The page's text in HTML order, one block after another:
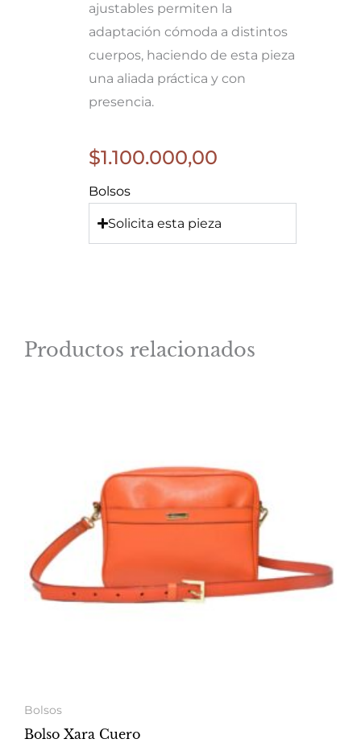
ajustables permiten la
adaptación cómoda a distintos
cuerpos, haciendo de esta pieza
una aliada práctica y con
presencia.
$1.100.000,00
Bolsos
Solicita esta pieza
Productos relacionados
Bolsos
Bolso Xara Cuero